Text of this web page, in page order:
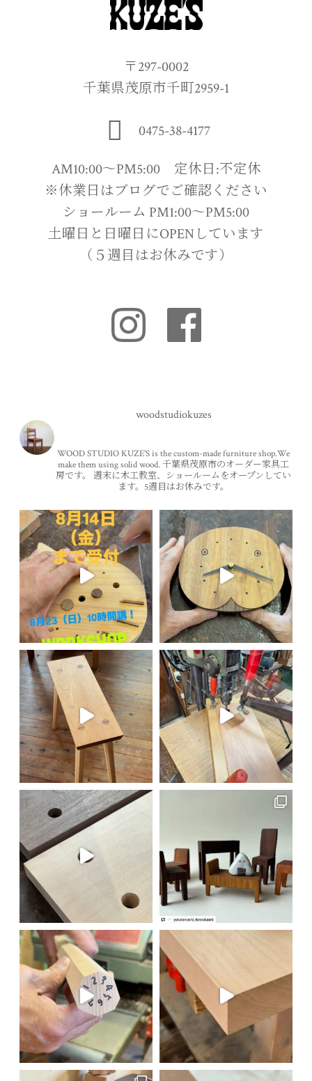
〒297-0002
千葉県茂原市千町2959-1
0475-38-4177
AM10:00〜PM5:00 定休日:不定休
※休業日はブログでご確認ください
ショールーム PM1:00〜PM5:00
土曜日と日曜日にOPENしています
（５週目はお休みです）
woodstudiokuzes
WOOD STUDIO KUZE'S is the custom-made furniture shop.We
make them using solid wood. 千葉県茂原市のオーダー家具工
房です。
週末に木工教室、ショールームをオープンしてい
ます。5週目はお休みです。